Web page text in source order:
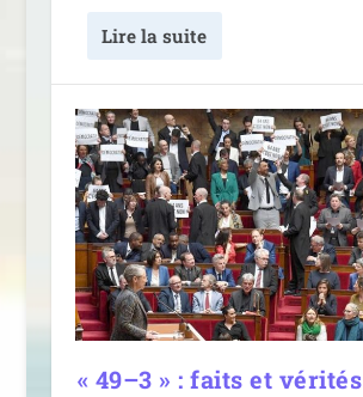
Lire la suite
« 49–3 » : faits et vérités